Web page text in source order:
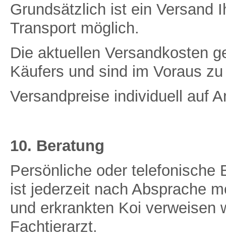
Grundsätzlich ist ein Versand
Transport möglich.
Die aktuellen Versandkosten
Käufers und sind im Voraus
Versandpreise individuell auf
10. Beratung
Persönliche oder telefonische
ist jederzeit nach Absprache
und erkrankten Koi verweisen
Fachtierarzt.